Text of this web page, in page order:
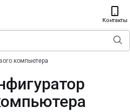
Контакты
компьютера